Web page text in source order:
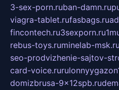
3-sex-porn.ruban-damn.ru
viagra-tablet.rufasbags.ru
fincontech.ru3sexporn.ru
rebus-toys.ruminelab-msk.ru
seo-prodvizhenie-sajtov-
card-voice.ru
domizbrusa-9x12spb.ru